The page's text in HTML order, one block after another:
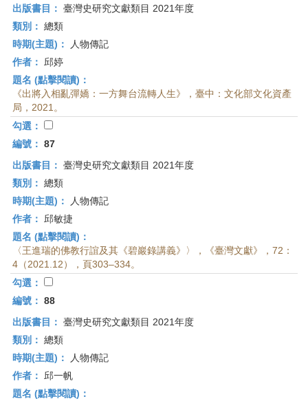
出版書目： 臺灣史研究文獻類目 2021年度
類別： 總類
時期(主題)：
人物傳記
作者：
邱婷
題名 (點擊閱讀)：
《出將入相亂彈嬌：一方舞台流轉人生》，臺中：文化部文化資產
局，2021。
勾選：
編號： 87
出版書目： 臺灣史研究文獻類目 2021年度
類別： 總類
時期(主題)：
人物傳記
作者：
邱敏捷
題名 (點擊閱讀)：
〈王進瑞的佛教行誼及其《碧巖錄講義》〉，《臺灣文獻》，72：
4（2021.12），頁303–334。
勾選：
編號： 88
出版書目： 臺灣史研究文獻類目 2021年度
類別： 總類
時期(主題)：
人物傳記
作者：
邱一帆
題名 (點擊閱讀)：